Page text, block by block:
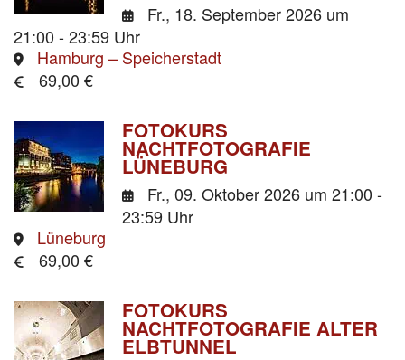
Fr., 18. September 2026 um
21:00 - 23:59 Uhr
Hamburg – Speicherstadt
69,00 €
FOTOKURS
NACHTFOTOGRAFIE
LÜNEBURG
Fr., 09. Oktober 2026 um 21:00 -
23:59 Uhr
Lüneburg
69,00 €
FOTOKURS
NACHTFOTOGRAFIE ALTER
ELBTUNNEL